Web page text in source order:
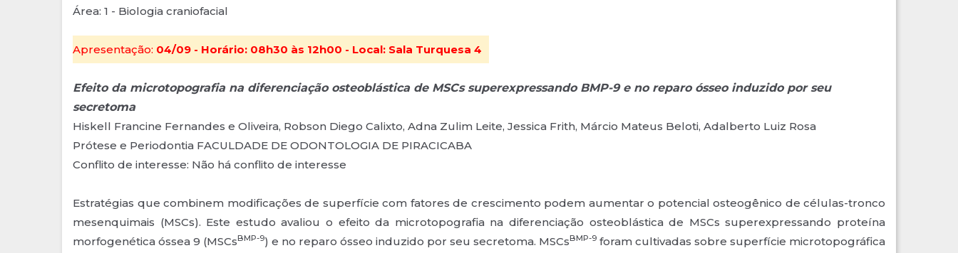
Área: 1 - Biologia craniofacial
Apresentação: 04/09 - Horário: 08h30 às 12h00 - Local: Sala Turquesa 4
Efeito da microtopografia na diferenciação osteoblástica de MSCs superexpressando BMP-9 e no reparo ósseo induzido por seu
secretoma
Hiskell Francine Fernandes e Oliveira, Robson Diego Calixto, Adna Zulim Leite, Jessica Frith, Márcio Mateus Beloti, Adalberto Luiz Rosa
Prótese e Periodontia FACULDADE DE ODONTOLOGIA DE PIRACICABA
Conflito de interesse: Não há conflito de interesse
Estratégias que combinem modificações de superfície com fatores de crescimento podem aumentar o potencial osteogênico de células-tronco
mesenquimais (MSCs). Este estudo avaliou o efeito da microtopografia na diferenciação osteoblástica de MSCs superexpressando proteína
morfogenética óssea 9 (MSCsBMP-9) e no reparo ósseo induzido por seu secretoma. MSCsBMP-9 foram cultivadas sobre superfície microtopográfica